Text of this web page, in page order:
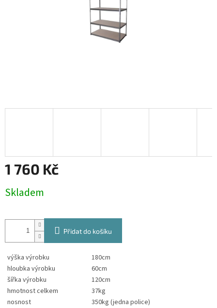
1 760 Kč
cena:
Skladem
Přidat do košíku
výška výrobku
180cm
hloubka výrobku
60cm
šířka výrobku
120cm
hmotnost celkem
37kg
nosnost
350kg (jedna police)